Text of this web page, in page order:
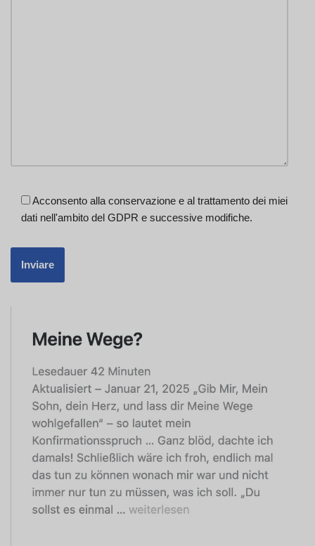
Acconsento alla conservazione e al trattamento dei miei
dati nell'ambito del GDPR e successive modifiche.
French
Norwegian
Portuguese
Swedish